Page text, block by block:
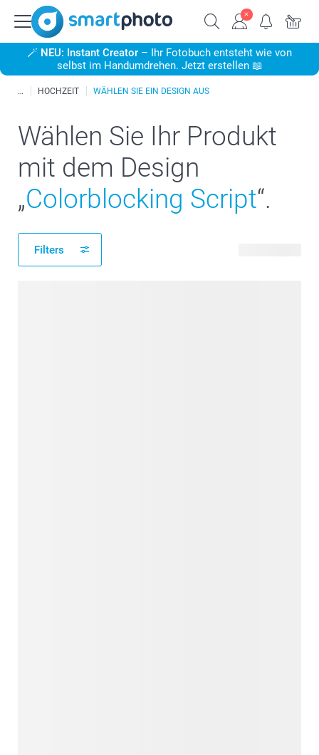
🪄 NEU: Instant Creator – Ihr Fotobuch entsteht wie von
selbst im Handumdrehen. Jetzt erstellen 📖
HOCHZEIT WÄHLEN SIE EIN DESIGN AUS
Wählen Sie Ihr Produkt
mit dem Design
„Colorblocking Script“.
Filters